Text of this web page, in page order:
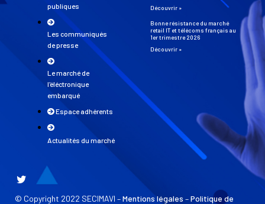
publiques
Les communiqués
de presse
Le marché de
l'éléctronique
embarqué
Espace adhérents
Actualités du marché
Découvrir »
Bonne résistance du marché
retail IT et télécoms français au
1er trimestre 2026
Découvrir »
© Copyright 2022 SECIMAVI –Mentions légales –Politique de